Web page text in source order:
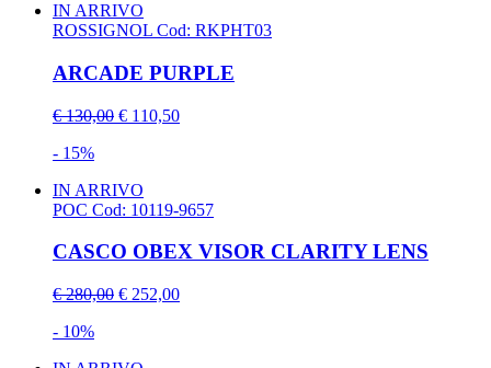
IN ARRIVO
ROSSIGNOL Cod: RKPHT03
ARCADE PURPLE
€ 130,00 € 110,50
- 15%
IN ARRIVO
POC Cod: 10119-9657
CASCO OBEX VISOR CLARITY LENS
€ 280,00 € 252,00
- 10%